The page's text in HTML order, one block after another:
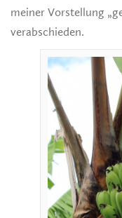
meiner Vorstellung
verabschieden.